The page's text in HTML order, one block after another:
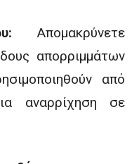
Απομακρύνετε
απορριμμάτων
από
αναρρίχηση σε